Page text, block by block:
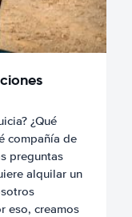
¿Qué
compañía de
preguntas
alquilar un
eso, creamos